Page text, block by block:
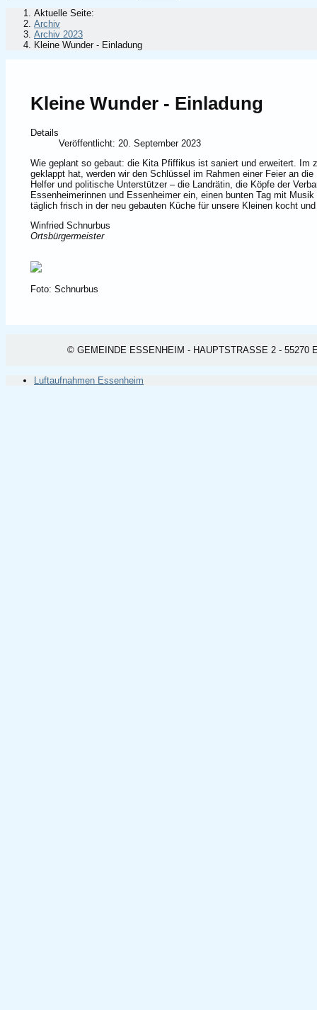
Aktuelle Seite:
Archiv
Archiv 2023
Kleine Wunder - Einladung
Kleine Wunder - Einladung
Details
Veröffentlicht: 20. September 2023
Wie geplant so gebaut: die Kita Pfiffikus ist saniert und erweitert. Im
geklappt hat, werden wir den Schlüssel im Rahmen einer Feier an
Helfer und politische Unterstützer – die Landrätin, die Köpfe der
Essenheimerinnen und Essenheimer ein, einen bunten Tag mit
täglich frisch in der neu gebauten Küche für unsere Kleinen kocht
Winfried Schnurbus
Ortsbürgermeister
Foto: Schnurbus
© GEMEINDE ESSENHEIM - HAUPTSTRASSE 2 - 55270
Luftaufnahmen Essenheim